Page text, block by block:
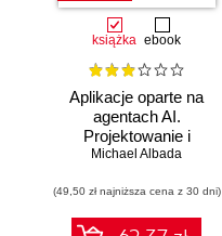
książka ebook
Aplikacje oparte na
agentach AI.
Projektowanie i
wdrażanie
wieloagentowych
Michael Albada
(49,50 zł najniższa cena z 30 dni)